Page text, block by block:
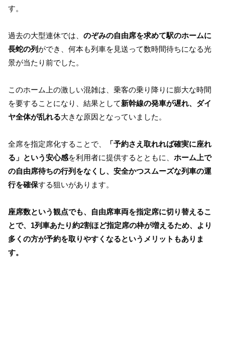
す。
過去の大型連休では、 のぞみの自由席を求めて駅のホームに
長蛇の列 ができ、何本も列車を見送って数時間待ちになる光
景が当たり前でした。
このホーム上の激しい混雑は、乗客の乗り降りに膨大な時間
を要することになり、結果として新幹線の発車が遅れ、ダイ
ヤ全体が乱れる大きな原因となっていました。
全席を指定席化することで、
「予約さえ取れれば確実に座れ
る」という安心感を利用者に提供するとともに、 ホーム上で
の自由席待ちの行列をなくし、安全かつスムーズな列車の運
行を確保する狙いがあります。
座席数という観点でも、自由席車両を指定席に切り替えるこ
とで、1列車あたり約2割ほど指定席の枠が増えるため、より
多くの方が予約を取りやすくなるというメリットもありま
す。